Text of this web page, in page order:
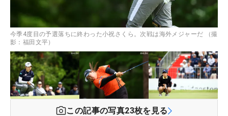
今季4度目の予選落ちに終わった小祝さくら。次戦は海外メジャーだ （撮
影：福田文平）
この記事の写真23枚を見る